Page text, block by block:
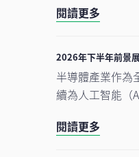
指數錄得顯著升
下商業補貼增加
累，但我們認為
中。在今次下半
推動中國及香港
現的五大利好因
閱讀更多
2026年下半年前景
半導體產業作為
續為人工智能（
早前的觀點中提
閱讀更多